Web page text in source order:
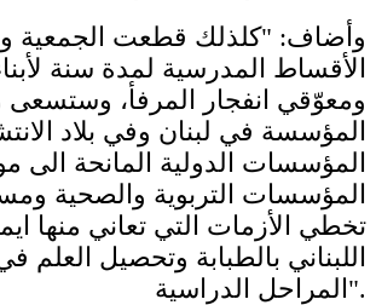
وأضاف: "كلذلك قطعت الجمعية
الأقساط المدرسية لمدة سنة
ومعوّقي انفجار المرفأ،
المؤسسة في لبنان وفي بلاد
المؤسسات الدولية المانحة الى
المؤسسات التربوية والصحية
تخطي الأزمات التي تعاني منها
اللبناني بالطبابة وتحصيل العلم
المراحل الدراسية".